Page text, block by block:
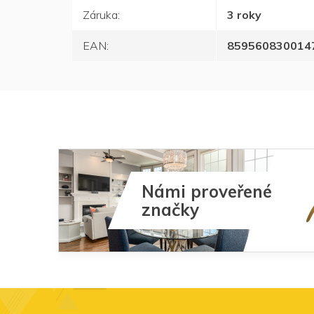
Záruka: 3 roky
EAN:
Námi proveřené
značky